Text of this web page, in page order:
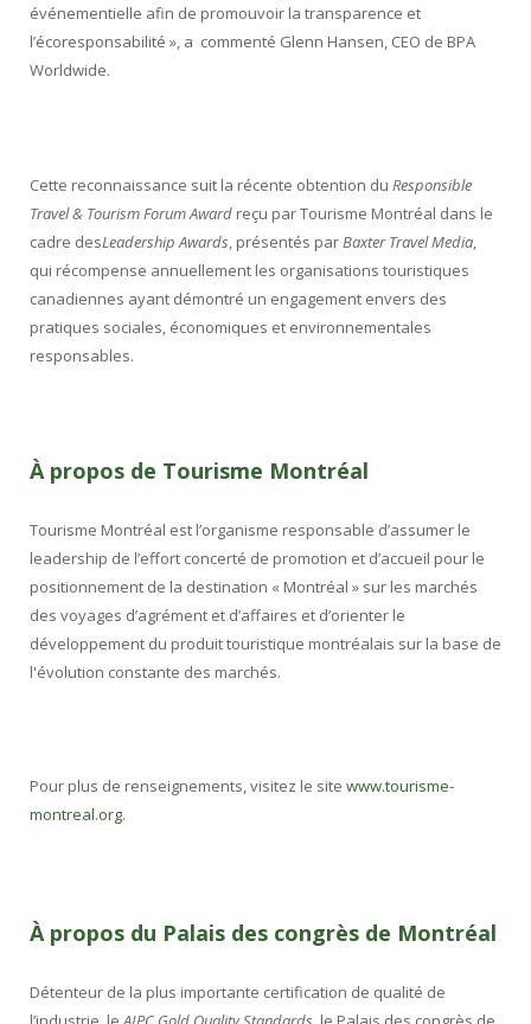
événementielle afin de promouvoir la transparence et
l’écoresponsabilité », a commenté Glenn Hansen, CEO de BPA
Worldwide.
Cette reconnaissance suit la récente obtention du Responsible
Travel & Tourism Forum Award reçu par Tourisme Montréal dans le
cadre desLeadership Awards, présentés parBaxter Travel Media,
qui récompense annuellement les organisations touristiques
canadiennes ayant démontré un engagement envers des
pratiques sociales, économiques et environnementales
responsables.
À propos de Tourisme Montréal
Tourisme Montréal est l’organisme responsable d’assumer le
leadership de l’effort concerté de promotion et d’accueil pour le
positionnement de la destination « Montréal » sur les marchés
des voyages d’agrément et d’affaires et d’orienter le
développement du produit touristique montréalais sur la base de
l'évolution constante des marchés.
Pour plus de renseignements, visitez le site www.tourisme-
montreal.org.
À propos du Palais des congrès de Montréal
Détenteur de la plus importante certification de qualité de